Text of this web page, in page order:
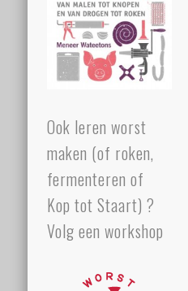
Ook leren worst
maken (of roken,
fermenteren of
Kop tot Staart) ?
Volg een workshop